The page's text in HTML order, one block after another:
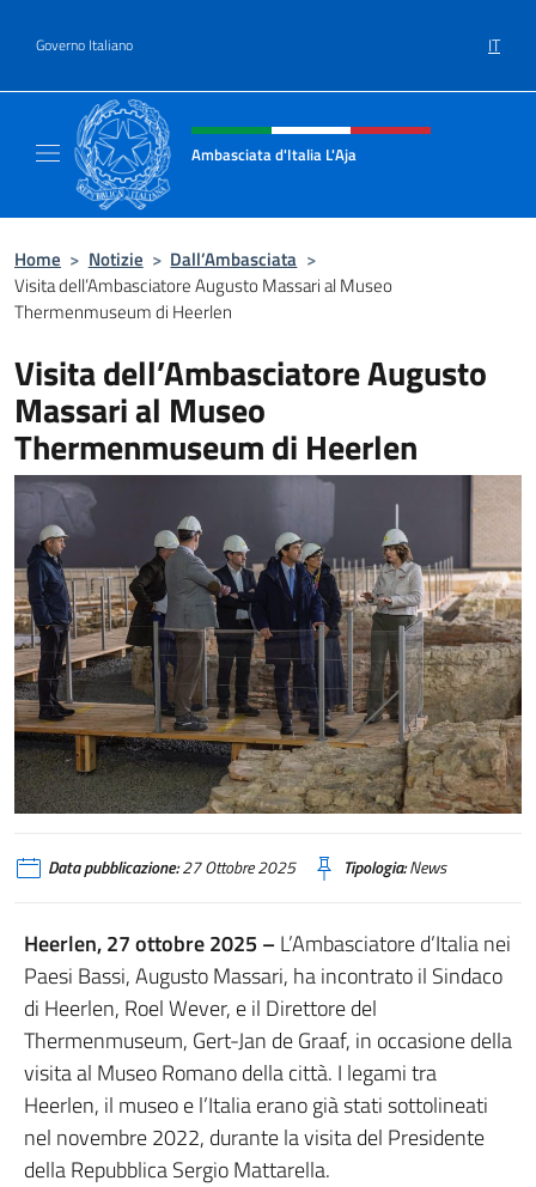
Governo Italiano IT
Intestazione sito, social e menù
Ambasciata d'Italia L'Aja
Home > Notizie > Dall’Ambasciata >
Visita dell’Ambasciatore Augusto Massari al Museo
Thermenmuseum di Heerlen
Visita dell’Ambasciatore Augusto
Massari al Museo
Thermenmuseum di Heerlen
Data pubblicazione:27 Ottobre 2025 Tipologia:News
Heerlen, 27 ottobre 2025 – L’Ambasciatore d’Italia nei
Paesi Bassi, Augusto Massari, ha incontrato il Sindaco
di Heerlen, Roel Wever, e il Direttore del
Thermenmuseum, Gert-Jan de Graaf, in occasione della
visita al Museo Romano della città. I legami tra
Heerlen, il museo e l’Italia erano già stati sottolineati
nel novembre 2022, durante la visita del Presidente
della Repubblica Sergio Mattarella.